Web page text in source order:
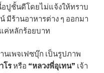
อปูชั้นดีโดยไม่แจ้งให้ทราบ
มีร้านอาหารต่าง ๆ ออกมา
ค่หลักร้อยบาท
นเพจเฟซบุ๊ก เป็นรูปภาพ
โรหรือ “หลวงพี่อุเทน” เจ้า